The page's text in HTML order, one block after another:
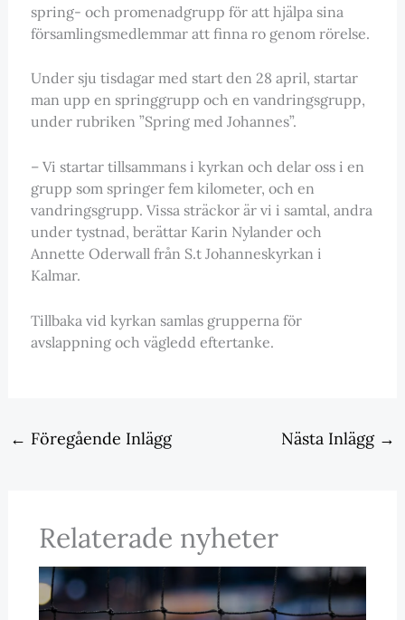
spring- och promenadgrupp för att hjälpa sina
församlingsmedlemmar att finna ro genom rörelse.
Under sju tisdagar med start den 28 april, startar
man upp en springgrupp och en vandringsgrupp,
under rubriken ”Spring med Johannes”.
– Vi startar tillsammans i kyrkan och delar oss i en
grupp som springer fem kilometer, och en
vandringsgrupp. Vissa sträckor är vi i samtal, andra
under tystnad, berättar Karin Nylander och
Annette Oderwall från S.t Johanneskyrkan i
Kalmar.
Tillbaka vid kyrkan samlas grupperna för
avslappning och vägledd eftertanke.
← Föregående Inlägg Nästa Inlägg →
Relaterade nyheter